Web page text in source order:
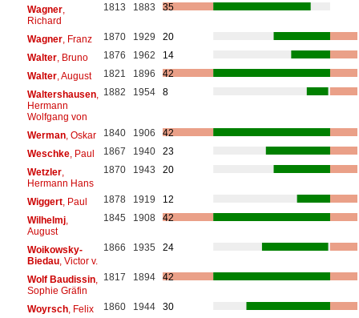
Wagner,
Richard
1813 1883 35
Wagner, Franz 1870 1929
20
Walter, Bruno 1876 1962
14
Walter, August 1821 1896
42
Waltershausen,
Hermann
Wolfgang von
1882 1954 8
Werman, Oskar 1840 1906
42
Weschke, Paul 1867 1940
23
Wetzler,
Hermann Hans
1870 1943 20
Wiggert, Paul 1878 1919
12
Wilhelmj,
August
1845 1908 42
Woikowsky-
Biedau, Victor v.
1866 1935 24
Wolf Baudissin,
Sophie Gräfin
1817 1894 42
Woyrsch, Felix 1860 1944
30